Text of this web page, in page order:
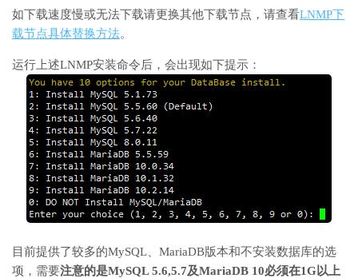
如下载速度慢或无法下载请更换其他下载节点，请查看LNMP下
载节点具体替换方法。
运行上述LNMP安装命令后，会出现如下提示：
目前提供了较多的MySQL、MariaDB版本和不安装数据库的选
项，需要注意的是MySQL 5.6,5.7及MariaDB 10必须在1G以上